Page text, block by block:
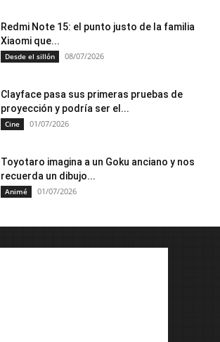
Redmi Note 15: el punto justo de la familia
Xiaomi que...
Desde el sillón 08/07/2026
Clayface pasa sus primeras pruebas de
proyección y podría ser el...
Cine 01/07/2026
Toyotaro imagina a un Goku anciano y nos
recuerda un dibujo...
Animé 01/07/2026